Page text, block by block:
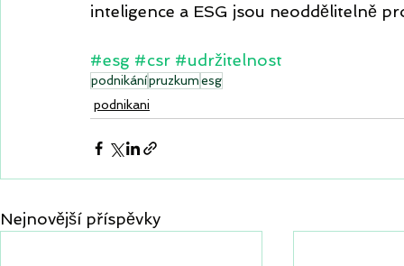
inteligence a ESG jsou neoddělitelně
#esg #csr #udržitelnost
podnikánípruzkumesg
podnikani
Nejnovější příspěvky